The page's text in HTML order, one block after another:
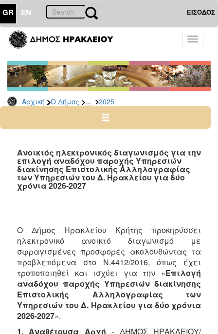
GR EN ΕΙΣΟΔΟΣ
Toggle
Αρχική Ο Δήμος ... 2025
ΔΗΜΟΣ
Διακηρύξεις
-
Δημοπρασίες
Αρχείο
2025
2023
2022
2021
2018
2017
2016
2015
2013
Ανοικτός ηλεκτρονικός διαγωνισμός για την
επιλογή αναδόχου παροχής Υπηρεσιών
διακίνησης Επιστολικής Αλληλογραφίας
των Υπηρεσιών του Δ. Ηρακλείου για δύο
χρόνια 2026-2027
Ο Δήμος Ηρακλείου Κρήτης προκηρύσσει
ηλεκτρονικό ανοικτό διαγωνισμό με
σφραγισμένες προσφορές ακολουθώντας τα
προβλεπόμενα στο Ν.4412/2016, όπως έχει
τροποποιηθεί και ισχύει για την «Επιλογή
αναδόχου παροχής Υπηρεσιών διακίνησης
Επιστολικής Αλληλογραφίας των
Υπηρεσιών του Δ. Ηρακλείου για δύο χρόνια
2026-2027».
1. Αναθέτουσα Αρχή- ΔΗΜΟΣ ΗΡΑΚΛΕΙΟΥ/